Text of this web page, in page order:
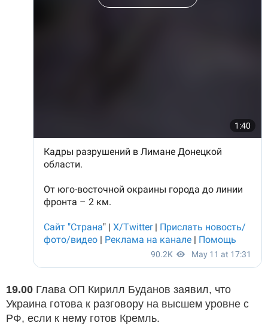
19.00 Глава ОП Кирилл Буданов заявил, что
Украина готова к разговору на высшем уровне с
РФ, если к нему готов Кремль.